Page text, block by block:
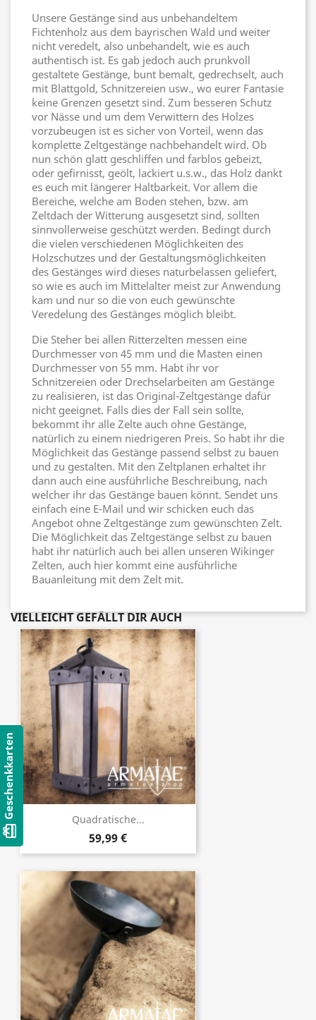
Unsere Gestänge sind aus unbehandeltem
Fichtenholz aus dem bayrischen Wald und weiter
nicht veredelt, also unbehandelt, wie es auch
authentisch ist. Es gab jedoch auch prunkvoll
gestaltete Gestänge, bunt bemalt, gedrechselt, auch
mit Blattgold, Schnitzereien usw., wo eurer Fantasie
keine Grenzen gesetzt sind. Zum besseren Schutz
vor Nässe und um dem Verwittern des Holzes
vorzubeugen ist es sicher von Vorteil, wenn das
komplette Zeltgestänge nachbehandelt wird. Ob
nun schön glatt geschliffen und farblos gebeizt,
oder gefirnisst, geölt, lackiert u.s.w., das Holz dankt
es euch mit längerer Haltbarkeit. Vor allem die
Bereiche, welche am Boden stehen, bzw. am
Zeltdach der Witterung ausgesetzt sind, sollten
sinnvollerweise geschützt werden. Bedingt durch
die vielen verschiedenen Möglichkeiten des
Holzschutzes und der Gestaltungsmöglichkeiten
des Gestänges wird dieses naturbelassen geliefert,
so wie es auch im Mittelalter meist zur Anwendung
kam und nur so die von euch gewünschte
Veredelung des Gestänges möglich bleibt.
Die Steher bei allen Ritterzelten messen eine
Durchmesser von 45 mm und die Masten einen
Durchmesser von 55 mm. Habt ihr vor
Schnitzereien oder Drechselarbeiten am Gestänge
zu realisieren, ist das Original-Zeltgestänge dafür
nicht geeignet. Falls dies der Fall sein sollte,
bekommt ihr alle Zelte auch ohne Gestänge,
natürlich zu einem niedrigeren Preis. So habt ihr die
Möglichkeit das Gestänge passend selbst zu bauen
und zu gestalten. Mit den Zeltplanen erhaltet ihr
dann auch eine ausführliche Beschreibung, nach
welcher ihr das Gestänge bauen könnt. Sendet uns
einfach eine E-Mail und wir schicken euch das
Angebot ohne Zeltgestänge zum gewünschten Zelt.
Die Möglichkeit das Zeltgestänge selbst zu bauen
habt ihr natürlich auch bei allen unseren Wikinger
Zelten, auch hier kommt eine ausführliche
Bauanleitung mit dem Zelt mit.
VIELLEICHT GEFÄLLT DIR AUCH
Quadratische...
59,99 €
card_giftcard
Geschenkkarten